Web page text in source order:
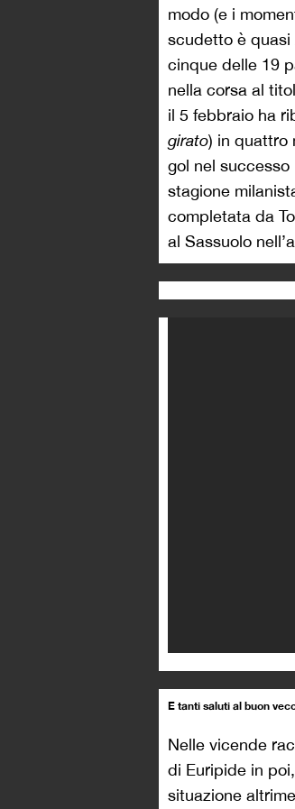
modo (e i
scudetto è quasi
cinque delle 19
nella corsa al
il 5 febbraio ha
girato) in quattro
gol nel
stagione
completata da
al Sassuolo
E tanti saluti al buon
Nelle vicende
di Euripide in
situazione